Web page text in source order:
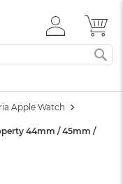
ZALOGUJ
SIĘ
Apple Watch
44mm / 45mm /